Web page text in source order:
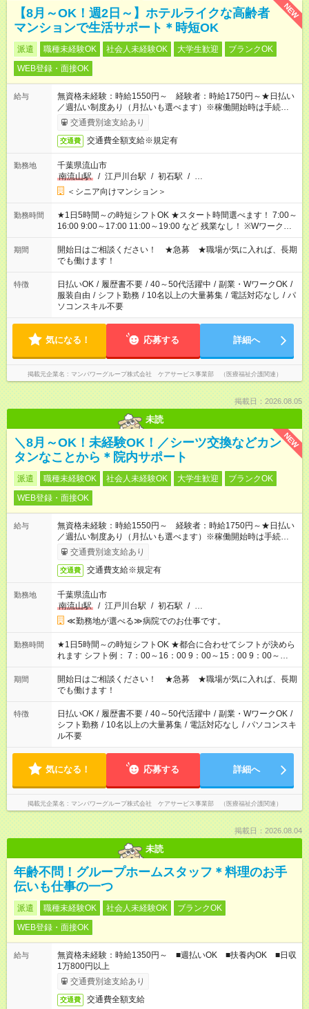
NEW
【8月～OK！週2日～】ホテルライクな高齢者
マンションで生活サポート＊時短OK
派遣 職種未経験OK 社会人未経験OK 大学生歓迎
ブランクOK
WEB登録・面接OK
給与
無資格未経験：時給1550円～ 経験者：時給1750円～★日払い
／週払い制度あり（月払いも選べます）※稼働開始時は手続き完
了次第のお支払いとなります。
交通費別途支給あり
交通費 交通費全額支給※規定有
勤務地
千葉県流山市
南流山駅
/ 江戸川台駅 / 初石駅 / …
＜シニア向けマンション＞
勤務時間
★1日5時間～の時短シフトOK ★スタート時間選べます！ 7:00～
16:00 9:00～17:00 11:00～19:00 など 残業なし！ ※Wワークの
場合、他のお仕事と合わせ週40時間超の就業はご案内できませ
ん ※法令に基づき、週20時間以上勤務は社会保険への加入対象
となります ※労働者派遣法（日雇い派遣の原則禁止）により、
短時間・短期間の就業はご案内が難しい場合があります
期間
開始日はご相談ください！ ★急募 ★職場が気に入れば、長期
でも働けます！
特徴 日払いOK / 履歴書不要 / 40～50代活躍中 / 副業・WワークOK /
服装自由 / シフト勤務 / 10名以上の大量募集 / 電話対応なし / パ
ソコンスキル不要
気になる！ 応募する 詳細へ
掲載元企業名 マンパワーグループ株式会社 ケアサービス事業部 （医療福祉介護関連）
掲載日：2026.08.05
未読
NEW
＼8月～OK！未経験OK！／シーツ交換などカン
タンなことから＊院内サポート
派遣 職種未経験OK 社会人未経験OK 大学生歓迎
ブランクOK
WEB登録・面接OK
給与
無資格未経験：時給1550円～ 経験者：時給1750円～★日払い
／週払い制度あり（月払いも選べます）※稼働開始時は手続き完
了次第のお支払いとなります。
交通費別途支給あり
交通費 交通費支給※規定有
勤務地
千葉県流山市
南流山駅
/ 江戸川台駅 / 初石駅 / …
≪勤務地が選べる≫病院でのお仕事です。
勤務時間
★1日5時間～の時短シフトOK ★都合に合わせてシフトが決めら
れます シフト例： 7：00～16：00 9：00～15：00 9：00～
18：00 11：00～20：00 など ※Wワークの場合、他のお仕事と
合わせ週40時間超の就業はご案内できません ※法令に基づき、
週20時間以上勤務は社会保険への加入対象となります ※労働者
派遣法（日雇い派遣の原則禁止）により、短時間・短期間の就
業はご案内が難しい場合があります
期間
開始日はご相談ください！ ★急募 ★職場が気に入れば、長期
でも働けます！
特徴 日払いOK / 履歴書不要 / 40～50代活躍中 / 副業・WワークOK /
シフト勤務 / 10名以上の大量募集 / 電話対応なし / パソコンスキ
ル不要
気になる！ 応募する 詳細へ
掲載元企業名 マンパワーグループ株式会社 ケアサービス事業部 （医療福祉介護関連）
掲載日：2026.08.04
未読
年齢不問！グループホームスタッフ＊料理のお手
伝いも仕事の一つ
派遣 職種未経験OK 社会人未経験OK
ブランクOK
WEB登録・面接OK
給与
無資格未経験：時給1350円～ ■週払いOK ■扶養内OK ■日収
1万800円以上
交通費別途支給あり
交通費 交通費全額支給